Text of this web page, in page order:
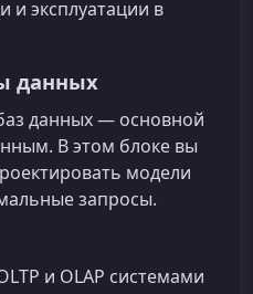
и эксплуатации в
данных
данных — основной
В этом блоке вы
модели
запросы.
и OLAP системами